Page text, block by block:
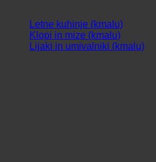
Letne kuhinje (kmalu)
Klopi in mize (kmalu)
Lijaki in umivalniki (kmalu)